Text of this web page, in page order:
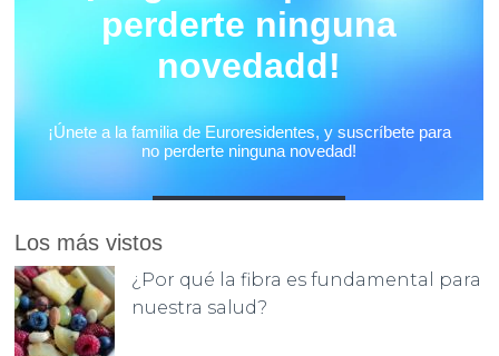
Los más vistos
¿Por qué la fibra es fundamental para
nuestra salud?